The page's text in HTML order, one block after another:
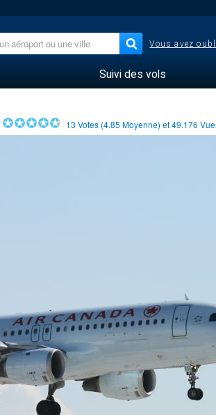
Vous avez
Suivi des vols
13 Votes (4.85 Moyenne) et49.176